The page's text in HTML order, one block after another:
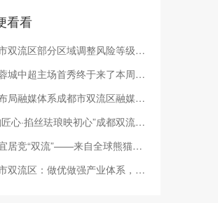
看看
流区部分区域调整风险等级最新轨迹公布
超主场首秀终于来了本周四坐镇双流体育中心对阵河北
媒体系成都市双流区融媒体中心再获3个“新身份”
丝珐琅映初心”成都双流经开区传统工艺技能提升活动圆满举行
“双流”——来自全球熊猫伙伴大会举办地的高质量发展观察
流区：做优做强产业体系，夯实城市发展硬支撑